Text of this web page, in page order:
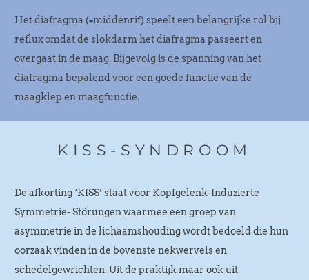
Het diafragma (=middenrif) speelt een belangrijke rol bij
reflux omdat de slokdarm het diafragma passeert en
overgaat in de maag. Bijgevolg is de spanning van het
diafragma bepalend voor een goede functie van de
maagklep en maagfunctie.
KISS-SYNDROOM
De afkorting ‘KISS’ staat voor Kopfgelenk-Induzierte
Symmetrie- Störungen waarmee een groep van
asymmetrie in de lichaamshouding wordt bedoeld die hun
oorzaak vinden in de bovenste nekwervels en
schedelgewrichten. Uit de praktijk maar ook uit